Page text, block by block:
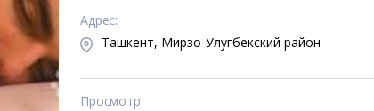
Адрес:
Ташкент, Мирзо-Улугбекский район
Просмотр: